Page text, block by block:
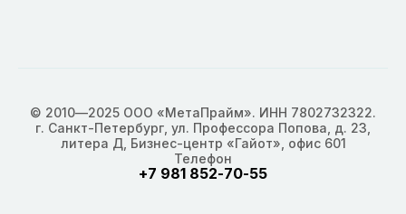
© 2010—2025 ООО «МетаПрайм». ИНН 7802732322.
г. Санкт-Петербург, ул. Профессора Попова, д. 23,
литера Д, Бизнес-центр «Гайот», офис 601
Телефон
+7 981 852-70-55